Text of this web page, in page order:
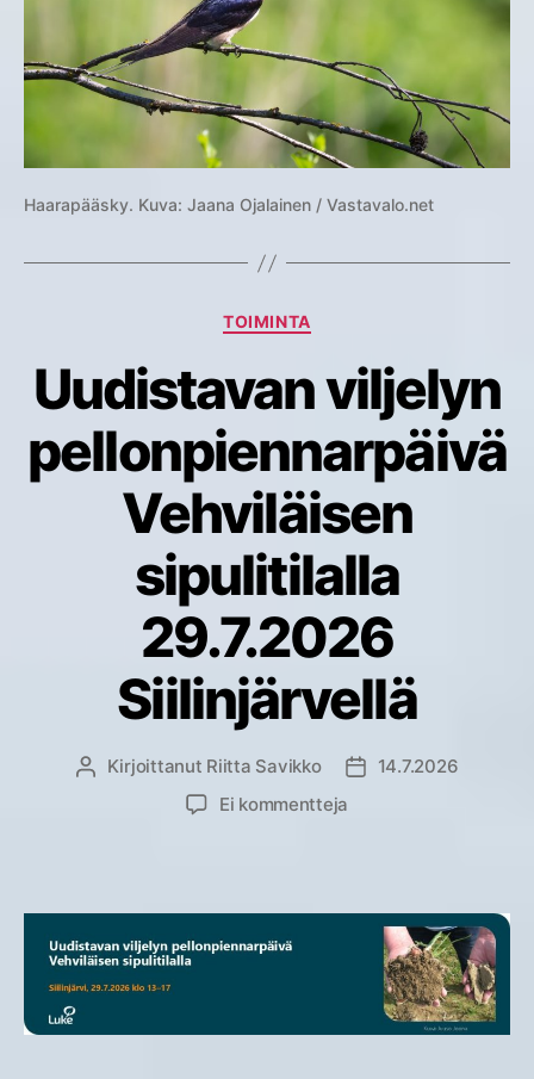
Haarapääsky. Kuva: Jaana Ojalainen / Vastavalo.net
Kategoriat
TOIMINTA
Uudistavan viljelyn
pellonpiennarpäivä
Vehviläisen
sipulitilalla
29.7.2026
Siilinjärvellä
Kirjoittaja
Kirjoittanut Riitta Savikko Julkaisupäivämäärä
14.7.2026
Ei kommentteja
Vehviläisen
sipulitilalla
29.7.2026
Siilinjärvellä